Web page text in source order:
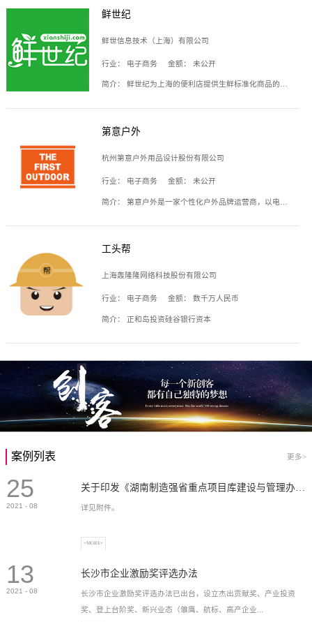
鲜世纪
鲜世信息技术（上海）有限公司
行业： 电子商务 金额： 未公开
简介： 鲜世纪为上海的便利店提供生鲜标准化商品的供应链服务，帮商家解决生鲜采购、运营问题，帮助商家销售。平台提供的商品覆盖果蔬肉类、常温与低温奶制品、冷冻食品、零食饮料、粮油副食、居家洗护等多个品类，上架SKU3000余个。公司建立了近万平方米的仓储场地和物流配送体系，为合作商家提供快速配送服务。
第意户外
杭州第意户外用品设计股份有限公司
行业： 电子商务 金额： 未公开
简介： 第意户外是一家个性化户外品牌运营商，以电子商务为主要载体，主要从事户外产品的设计、生产、销售业务，产品包含冲锋衣、户外鞋、户外背包等。
工头帮
上海轰隆隆网络科技股份有限公司
行业： 电子商务 金额： 数千万人民币
简介： 正和岛投资硅谷银行资本
案例列表 更多>
25
2021 - 08 详见附件。
+MORE+
13
2021 - 08
长沙市企业激励奖评选办法
长沙市企业激励奖评选办法已出台，设立杰出贡献奖、产业投资
奖、登上台阶奖、新兴业态（雏鹰、航标、高产企业...